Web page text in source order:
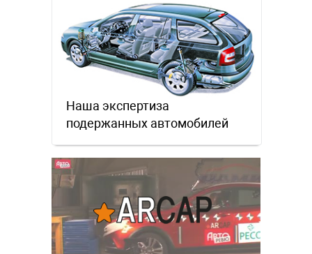
Наша экспертиза
подержанных автомобилей